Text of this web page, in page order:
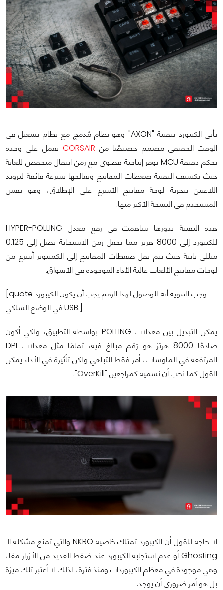
تأتي الكيبورد بتقنية "AXON" وهو نظام مُدمج مع نظام تشغيل في
الوقت الحقيقي مصمم خصيصًا من CORSAIR يعمل على وحدة
تحكم دقيقة MCU توفر إنتاجية قصوى مع زمن انتقال منخفض للغاية
حيث تكتشف التقنية ضغطات المفاتيح وتعالجها بسرعة فائقة لتزويد
اللاعبين بتجربة لوحة مفاتيح الأسرع على الإطلاق، وهو نفس
المستخدم في النسخة الأكبر منها.
هذه التقنية بدورها ساهمت في رفع معدل HYPER-POLLING
للكيبورد إلى 8000 هرتز مما يجعل زمن الاستجابة يصل إلى 0.125
ميللي ثانية حيث يتم نقل ضغطات المفاتيح إلى الكمبيوتر أسرع من
لوحات مفاتيح الألعاب عالية الأداء الموجودة في الأسواق.
[quote وجب التنويه أنه للوصول لهذا الرقم يجب أن يكون الكيبورد
في الوضع السلكي USB.]
يمكن التبديل بين معدلات POLLING بواسطة التطبيق، ولكي أكون
صادقًا 8000 هرتز هو رَقَم مبالغ فيه، تمامًًا مثل معدلات DPI
المرتفعة في الماوسات، أمر فقط للتباهي ولكن تأثيرة في الأداء يمكن
القول كما نحب أن نسميه كمراجعين "OverKill".
لا حاجة للقول أن الكيبورد تمتلك خاصية NKRO والتي تمنع مشكلة الـ
Ghosting أو عدم استجابة الكيبورد عند ضغط العديد من الأزرار معًا،
وهي موجودة في معظم الكيبوردات ومنذ فترة، لذلك لا أعتبر تلك ميزة
بل هو أمر ضروري أن يوجد.